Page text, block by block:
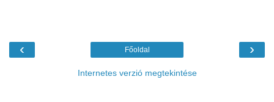
‹ ›
Főoldal
Internetes verzió megtekintése